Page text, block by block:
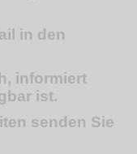
in den
informiert
ist.
senden Sie